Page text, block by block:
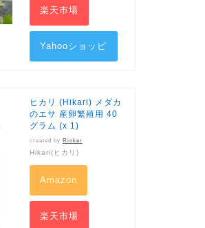
楽天市場
Yahooショッピ
ヒカリ (Hikari) メダカ
のエサ 産卵繁殖用 40
グラム (x 1)
created by Rinker
Hikari(ヒカリ)
Amazon
楽天市場